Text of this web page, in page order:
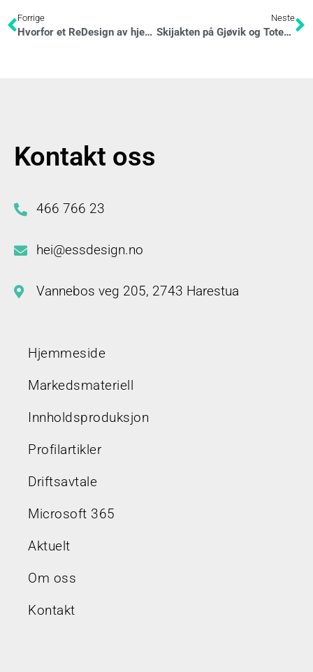
Forrige
Hvorfor et ReDesign av hjemmesiden kan løfte bedriften din – og når det bør gjøres
Neste
Skijakten på Gjøvik og Toten – Stolpejakten, bare på ski
Kontakt oss
466 766 23
hei@essdesign.no
Vannebos veg 205, 2743 Harestua
Hjemmeside
Markedsmateriell
Innholdsproduksjon
Profilartikler
Driftsavtale
Microsoft 365
Aktuelt
Om oss
Kontakt